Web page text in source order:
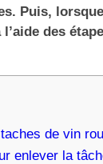
Puis,
l’aide des
de vin
enlever la